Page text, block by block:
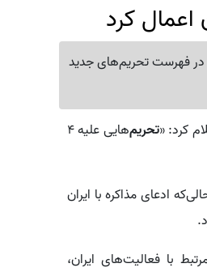
اعمال کرد
خود، 4 فرد و 4 نهاد مرتبط با ایران را در فهرست تحریم‌های جدید
کرد: «تحریم‌
هایی علیه ۴
ادعای مذاکره با ایران
با فعالیت‌های ایران،